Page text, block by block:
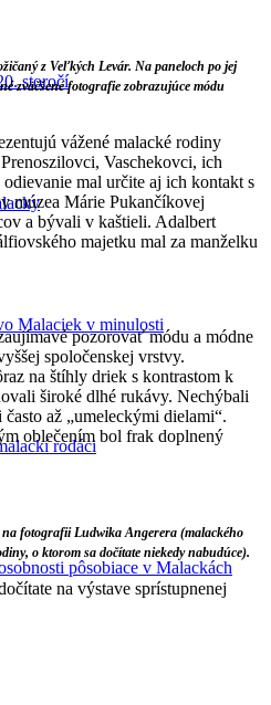
storočí
Malaciek v minulosti
rodáci
pôsobiace v Malackách
z Veľkých Levár. Na paneloch po jej
zväčšené fotografie zobrazujúce módu
vážené malacké rodiny
Vaschekovci, ich
mal určite aj ich kontakt s
múzea Márie Pukančíkovej
a bývali v kaštieli. Adalbert
majetku mal za manželku
pozorovať módu a módne
spoločenskej vrstvy.
na štíhly driek s kontrastom k
široké dlhé rukávy. Nechýbali
až „umeleckými dielami“.
oblečením bol frak doplnený
fotografii Ludwika Angerera (malackého
o ktorom sa dočítate niekedy nabudúce).
na výstave sprístupnenej